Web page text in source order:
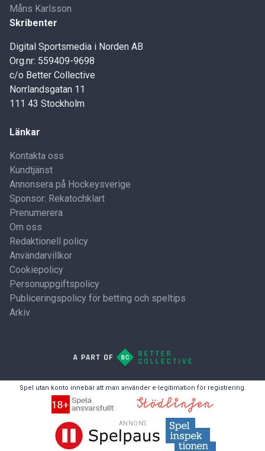
ANNONS
Måns Karlsson
Skribenter
Digital Sportsmedia i Norden AB
Org.nr: 559409-9698
c/o Better Collective
Norrlandsgatan 11
111 43 Stockholm
Länkar
Kontakta oss
Kundtjänst
Annonsera på Hockeysverige
Sponsor: Rekatochklart
Prenumerera
Om oss
Redaktionell policy
Användarvillkor
Cookiepolicy
Personuppgiftspolicy
Publiceringspolicy för betting och speltips
Arkiv
Spel utan konto innebär att man använder e-legitimation för registrering.